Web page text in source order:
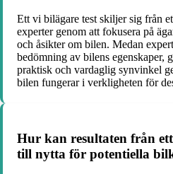
Ett vi bilägare test skiljer sig från
experter genom att fokusera på
och åsikter om bilen. Medan
bedömning av bilens egenskaper,
praktisk och vardaglig synvinkel
bilen fungerar i verkligheten för
Hur kan resultaten från
till nytta för potentiella